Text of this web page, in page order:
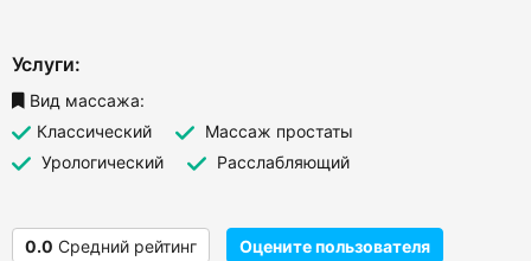
Услуги:
Вид массажа:
Классический
Массаж простаты
Урологический
Расслабляющий
0.0 Средний рейтинг Оцените пользователя